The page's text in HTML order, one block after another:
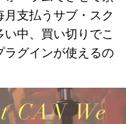
支払うサブ・スク
中、買い切りでこ
グインが使えるの
CAN We